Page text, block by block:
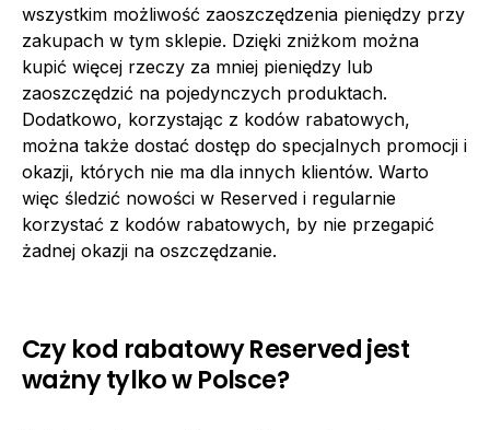
wszystkim możliwość zaoszczędzenia pieniędzy przy
zakupach w tym sklepie. Dzięki zniżkom można
kupić więcej rzeczy za mniej pieniędzy lub
zaoszczędzić na pojedynczych produktach.
Dodatkowo, korzystając z kodów rabatowych,
można także dostać dostęp do specjalnych promocji i
okazji, których nie ma dla innych klientów. Warto
więc śledzić nowości w Reserved i regularnie
korzystać z kodów rabatowych, by nie przegapić
żadnej okazji na oszczędzanie.
Czy kod rabatowy Reserved jest
ważny tylko w Polsce?